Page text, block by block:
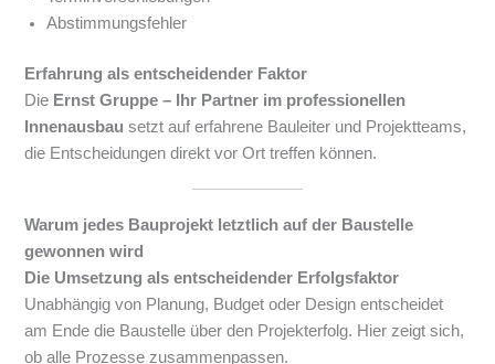
Abstimmungsfehler
Erfahrung als entscheidender Faktor
Die Ernst Gruppe – Ihr Partner im professionellen
Innenausbau setzt auf erfahrene Bauleiter und Projektteams,
die Entscheidungen direkt vor Ort treffen können.
Warum jedes Bauprojekt letztlich auf der Baustelle
gewonnen wird
Die Umsetzung als entscheidender Erfolgsfaktor
Unabhängig von Planung, Budget oder Design entscheidet
am Ende die Baustelle über den Projekterfolg. Hier zeigt sich,
ob alle Prozesse zusammenpassen.